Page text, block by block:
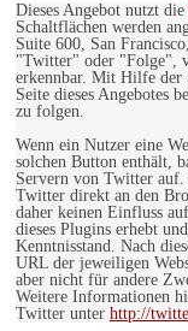
Dieses Angebot nutzt die
Schaltflächen werden
Suite 600, San
"Twitter" oder "Folge",
erkennbar. Mit Hilfe der
Seite dieses Angebotes
zu folgen.
Wenn ein Nutzer eine
solchen Button enthält,
Servern von Twitter
Twitter direkt an den
daher keinen Einfluss
dieses Plugins erhebt
Kenntnisstand. Nach
URL der jeweiligen
aber nicht für andere
Weitere Informationen
Twitter unter http://